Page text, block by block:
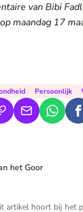
van Bibi
maandag 17
Persoonlijk
het Goor
artikel hoort bij het